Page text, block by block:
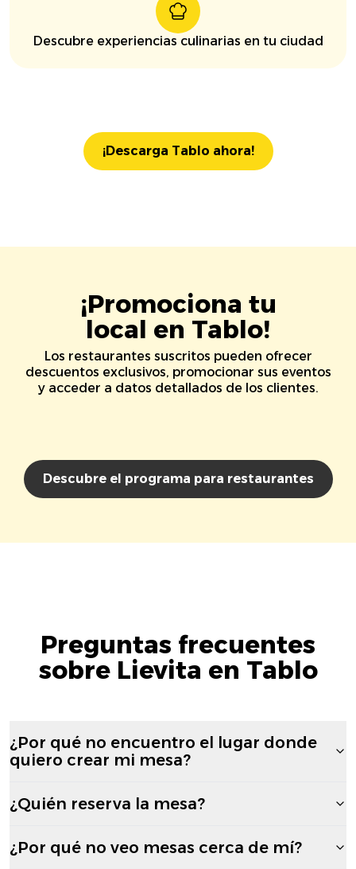
Descubre experiencias culinarias en tu ciudad
¡Descarga Tablo ahora!
¡Promociona tu
local en Tablo!
Los restaurantes suscritos pueden ofrecer
descuentos exclusivos, promocionar sus eventos
y acceder a datos detallados de los clientes.
Descubre el programa para restaurantes
Preguntas frecuentes
sobre Lievita en Tablo
¿Por qué no encuentro el lugar donde
quiero crear mi mesa?
¿Quién reserva la mesa?
¿Por qué no veo mesas cerca de mí?